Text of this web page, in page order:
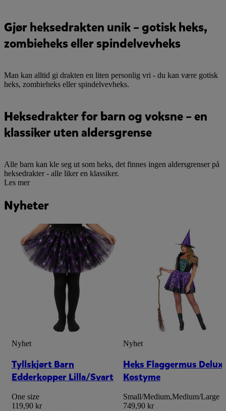
Gjør heksedrakten unik – gotisk heks,
zombieheks eller spindelvevheks
Man kan alltid gi drakten en liten personlig vri - du kan være gotisk
heks, zombieheks eller spindelvevheks.
Heksedrakter for barn og voksne – en
klassiker uten aldersgrense
Alle barn kan kle seg ut som heks, det finnes ingen aldersgrenser på
heksedrakter - alle liker en klassiker.
Les mer
Nyheter
Nyhet
Tyllskjørt Barn
Edderkopper Lilla/Svart
One size
119,90 kr
Nyhet
Heks Flaggermus
Kostyme
Small/Medium,Medium/Large
749,90 kr